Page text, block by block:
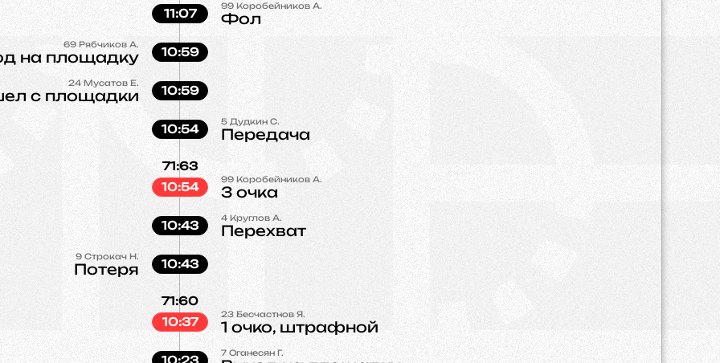
99 Коробейников А.
Фол
11:07
69 Рябчиков А.
на площадку 10:59
24Мусатов Е.
с площадки 10:59
5 Дудкин С.
Передача
10:54
99 Коробейников А.
3 очка
71:63
10:54
4 Круглов А.
Перехват
10:43
9 Строкач Н.
Потеря 10:43
23 Бесчастнов Я.
1 очко, штрафной
71:60
10:37
7 Оганесян Г.
10:23